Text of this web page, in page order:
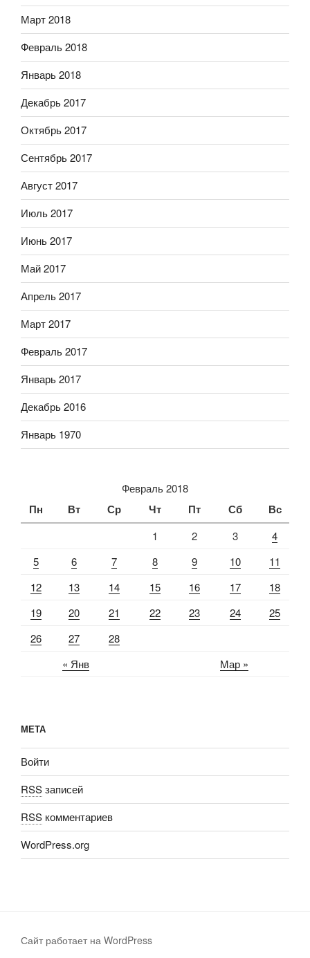
Март 2018
Февраль 2018
Январь 2018
Декабрь 2017
Октябрь 2017
Сентябрь 2017
Август 2017
Июль 2017
Июнь 2017
Май 2017
Апрель 2017
Март 2017
Февраль 2017
Январь 2017
Декабрь 2016
Январь 1970
Февраль 2018
Пн Вт Ср Чт Пт Сб Вс
« Янв Мар »
1 2 3
4
5
6 7 8 9 10
11
12
13 14 15 16 17
18
19
20 21 22 23 24
25
26
27 28
МЕТА
Войти
RSSзаписей
RSS комментариев
WordPress.org
Сайт работает на WordPress